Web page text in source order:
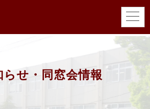
らせ・同窓会情報